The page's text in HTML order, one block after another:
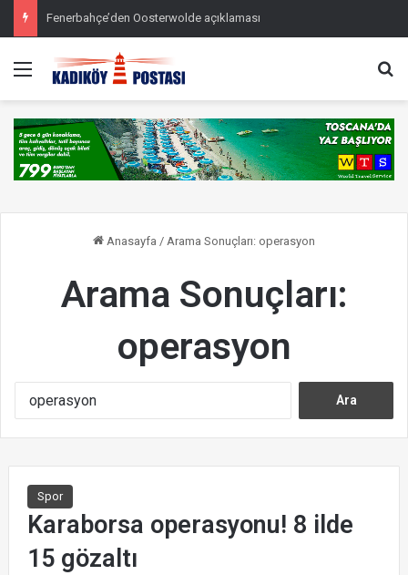
Fenerbahçe’den Oosterwolde açıklaması
Menü
Anasayfa / Arama Sonuçları: operasyon
Arama Sonuçları:
operasyon
a
Spor
Karaborsa operasyonu! 8 ilde
15 gözaltı